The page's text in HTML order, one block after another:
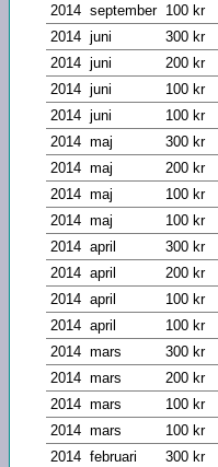
2014 september 100 kr
2014 juni 300 kr
2014 juni 200 kr
2014 juni 100 kr
2014 juni 100 kr
2014 maj 300 kr
2014 maj 200 kr
2014 maj 100 kr
2014 maj 100 kr
2014 april 300 kr
2014 april 200 kr
2014 april 100 kr
2014 april 100 kr
2014 mars 300 kr
2014 mars 200 kr
2014 mars 100 kr
2014 mars 100 kr
2014 februari 300 kr